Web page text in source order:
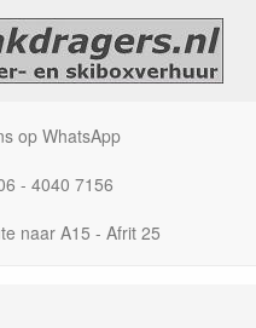
op WhatsApp
- 4040 7156
naar A15 - Afrit 25